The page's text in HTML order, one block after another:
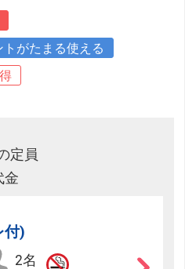
トがたまる使える
定員
金
付)
2名